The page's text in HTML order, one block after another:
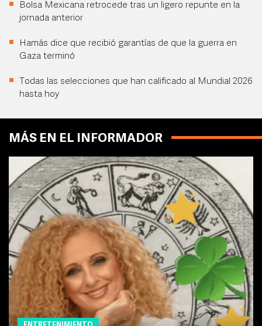
Bolsa Mexicana retrocede tras un ligero repunte en la
jornada anterior
Hamás dice que recibió garantías de que la guerra en
Gaza terminó
Todas las selecciones que han calificado al Mundial 2026
hasta hoy
MÁS EN EL INFORMADOR